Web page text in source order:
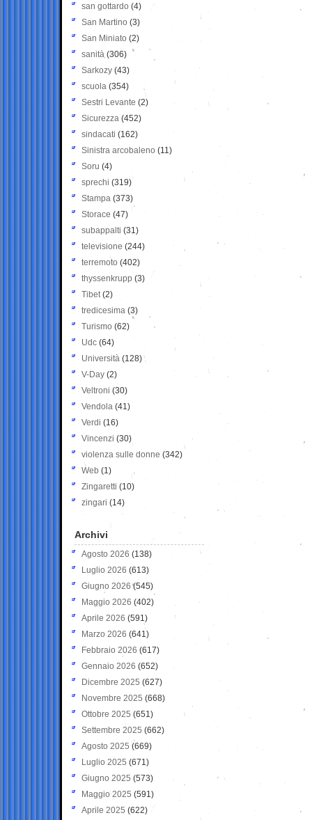
san gottardo (4)
San Martino (3)
San Miniato (2)
sanità (306)
Sarkozy (43)
scuola (354)
Sestri Levante (2)
Sicurezza (452)
sindacati (162)
Sinistra arcobaleno (11)
Soru (4)
sprechi (319)
Stampa (373)
Storace (47)
subappalti (31)
televisione(244)
terremoto (402)
thyssenkrupp (3)
Tibet(2)
tredicesima (3)
Turismo (62)
Udc (64)
Università (128)
V-Day (2)
Veltroni (30)
Vendola (41)
Verdi (16)
Vincenzi (30)
violenza sulle donne (342)
Web (1)
Zingaretti (10)
zingari (14)
Archivi
Agosto 2026 (138)
Luglio 2026 (613)
Giugno 2026 (545)
Maggio 2026 (402)
Aprile 2026 (591)
Marzo 2026 (641)
Febbraio 2026 (617)
Gennaio 2026 (652)
Dicembre 2025 (627)
Novembre 2025 (668)
Ottobre 2025 (651)
Settembre 2025 (662)
Agosto 2025 (669)
Luglio 2025 (671)
Giugno 2025 (573)
Maggio 2025 (591)
Aprile 2025 (622)